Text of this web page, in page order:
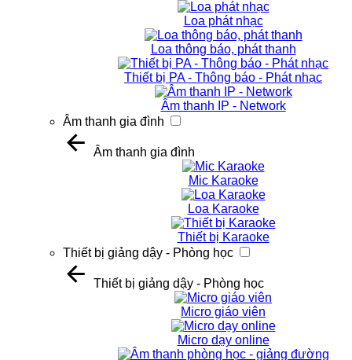
Loa phát nhạc
Loa thông báo, phát thanh
Thiết bị PA - Thông báo - Phát nhạc
Âm thanh IP - Network
Âm thanh gia đình
Âm thanh gia đình
Mic Karaoke
Loa Karaoke
Thiết bị Karaoke
Thiết bị giảng dậy - Phòng học
Thiết bị giảng dậy - Phòng học
Micro giáo viên
Micro dạy online